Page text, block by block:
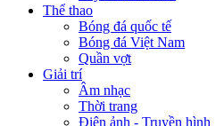
Thể thao
Bóng đá quốc tế
Bóng đá Việt Nam
Quần vợt
Giải trí
Âm nhạc
Thời trang
Điện ảnh - Truyền hình